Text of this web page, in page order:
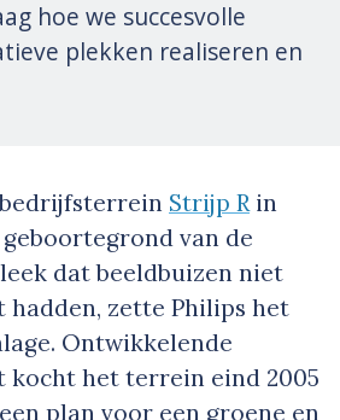
hoe we succesvolle
plekken realiseren en
Strijp Rin
van de
dat beeldbuizen niet
hadden, zette Philips het
Ontwikkelende
kocht het terrein eind 2005
plan voor een groene en